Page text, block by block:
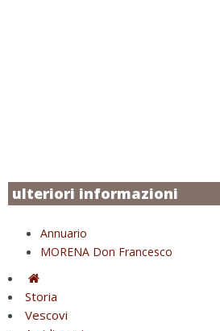
ulteriori informazioni
Annuario
MORENA Don Francesco
Storia
Vescovi